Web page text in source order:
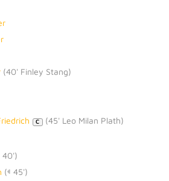
(40' Finley Stang)
C (45' Leo Milan Plath)
40')
( 45')